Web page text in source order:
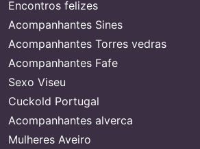
Encontros felizes
Acompanhantes Sines
Acompanhantes Torres vedras
Acompanhantes Fafe
Sexo Viseu
Cuckold Portugal
Acompanhantes alverca
Mulheres Aveiro